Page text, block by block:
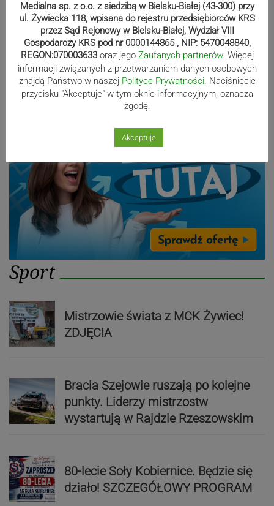
Blisko 60 tysięcy osób w Polsce
pobiera świadczenie Mama 4 plus.
Najwięcej w województwie śląskim
Reklama
Sport
Mistrzowie świata z MCK Żywiec!
ZDJĘCIA
Bracia Szejowie ruszają po kolejne
punkty. Liderzy mistrzostw
wystartują w Rajdzie Rzeszowskim
80-lecie Soły Kobiernice. Będzie się
działo! SZCZEGÓŁOWY PROGRAM
Medialna sp. z o.o. z siedzibą w Bielsku-Białej (43-300) przy
ul. Żywiecka 118, wpisana do rejestru przedsiębiorców KRS
przez Sąd Rejonowy w Bielsku-Białej, Wydział VIII
Gospodarczy KRS pod nr 0000144865 , NIP: 5470048840,
REGON:070003633 oraz jego Zaufanych partnerów. Więcej
informacji związanych z przetwarzaniem danych osobowych
znajdą Państwo w naszej Polityce Prywatności. Naciśniecie
przycisku "Akceptuje" w tym oknie informacyjnym, oznacza
zgodę.
Akceptuje